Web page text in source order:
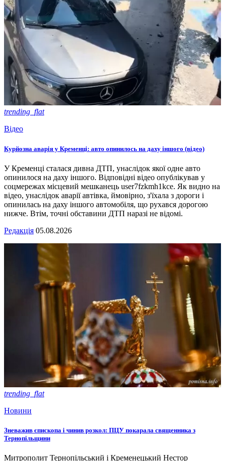
trending_flat
Відео
Курйозна аварія у Кременці: авто опинилось на даху іншого (відео)
У Кременці сталася дивна ДТП, унаслідок якої одне авто
опинилося на даху іншого. Відповідні відео опублікував у
соцмережах місцевий мешканець user7fzkmh1kce. Як видно на
відео, унаслідок аварії автівка, ймовірно, з'їхала з дороги і
опинилась на даху іншого автомобіля, що рухався дорогою
нижче. Втім, точні обставини ДТП наразі не відомі.
Редакція 05.08.2026
trending_flat
Новини
Зневажив єпископа і чинив розкол: ПЦУ покарала священника з
Тернопільщини
Митрополит Тернопільський і Кременецький Нестор